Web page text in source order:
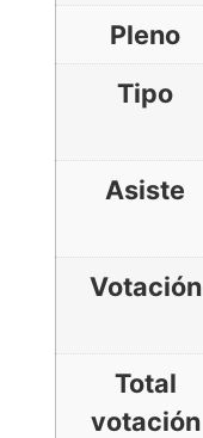
Pleno
Tipo
Asiste
Votación
Total
votación